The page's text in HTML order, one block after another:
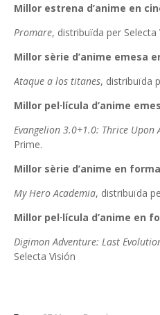
Millor estrena d’anime en
Promare, distribuïda per Selecta
Millor sèrie d’anime emesa
Ataque a los titanes, distribuïda
Millor pel·lícula d’anime
Evangelion 3.0+1.0: Thrice Upon
Prime.
Millor sèrie d’anime en
My Hero Academia, distribuïda
Millor pel·lícula d’anime en
Digimon Adventure: Last
Selecta Visión